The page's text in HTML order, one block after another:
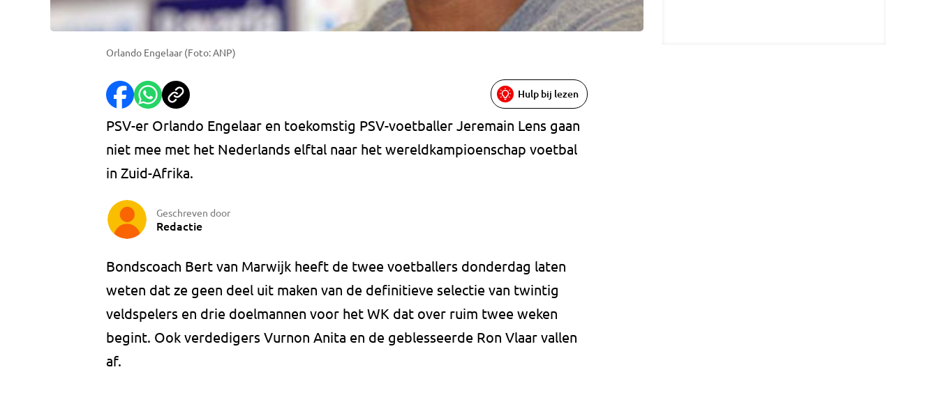
Orlando Engelaar (Foto: ANP)
Hulp bij lezen
PSV-er Orlando Engelaar en toekomstig PSV-voetballer Jeremain Lens gaan
niet mee met het Nederlands elftal naar het wereldkampioenschap voetbal
in Zuid-Afrika.
Geschreven door
Redactie
Bondscoach Bert van Marwijk heeft de twee voetballers donderdag laten
weten dat ze geen deel uit maken van de definitieve selectie van twintig
veldspelers en drie doelmannen voor het WK dat over ruim twee weken
begint. Ook verdedigers Vurnon Anita en de geblesseerde Ron Vlaar vallen
af.